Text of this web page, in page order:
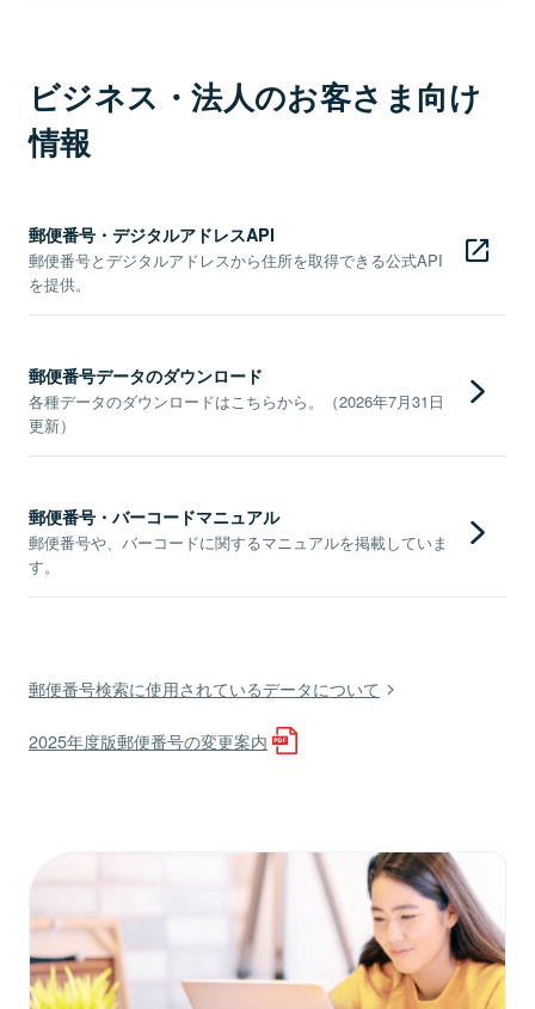
ビジネス・法人のお客さま向け
情報
郵便番号・デジタルアドレスAPI
郵便番号とデジタルアドレスから住所を取得できる公式API
を提供。
郵便番号データのダウンロード
各種データのダウンロードはこちらから。（2026年7月31日
更新）
郵便番号・バーコードマニュアル
郵便番号や、バーコードに関するマニュアルを掲載していま
す。
郵便番号検索に使用されているデータについて
2025年度版郵便番号の変更案内